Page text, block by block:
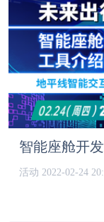
智能座舱开
活动 2022-02-24